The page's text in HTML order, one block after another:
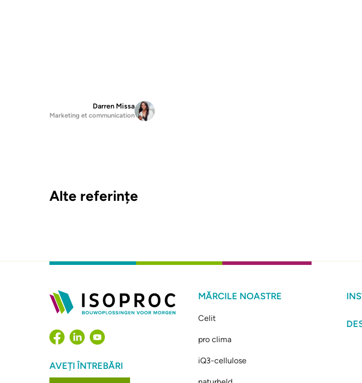
Darren Missa
Marketing et communication
Alte referințe
AVEȚI ÎNTREBĂRI
MĂRCILE NOASTRE
Celit
pro clima
iQ3-cellulose